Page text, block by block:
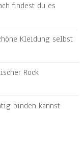
findest du es
Kleidung selbst
Rock
binden kannst